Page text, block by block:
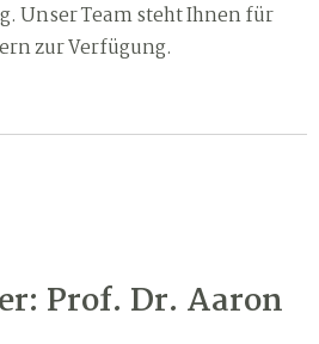
Unser Team steht Ihnen für
zur Verfügung.
Prof. Dr. Aaron